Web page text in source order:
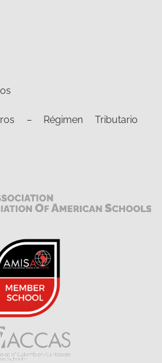
– Régimen Tributario